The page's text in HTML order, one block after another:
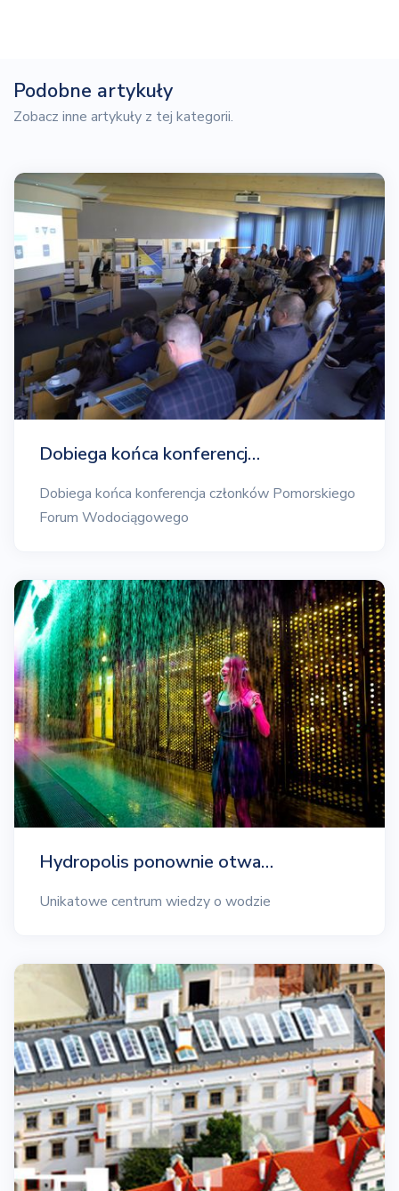
Podobne artykuły
Zobacz inne artykuły z tej kategorii.
Dobiega końca konferencj…
Dobiega końca konferencja członków Pomorskiego
Forum Wodociągowego
Hydropolis ponownie otwa…
Unikatowe centrum wiedzy o wodzie